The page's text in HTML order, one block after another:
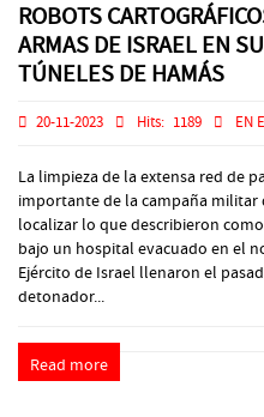
ROBOTS
ARMAS DE ISRAEL EN
TÚNELES DE HAMÁS
20-11-2023 Hits: 1189 EN
La limpieza de la extensa red de
importante de la campaña militar
localizar lo que describieron
bajo un hospital evacuado en el
Ejército de Israel llenaron el
detonador...
Read more